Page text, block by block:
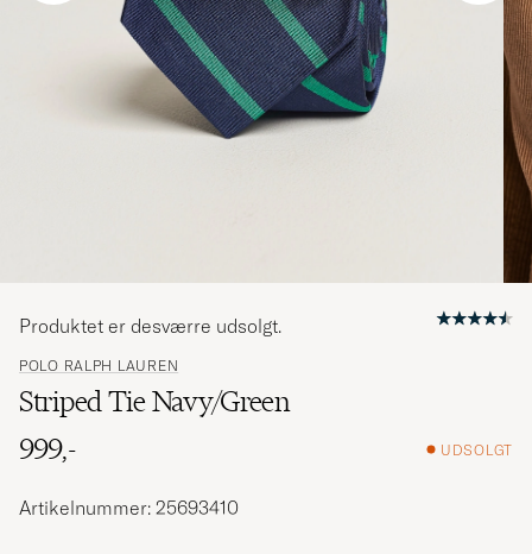
POLO RALPH LAUREN
Striped Tie Navy/Green
999,-
UDSOLGT
Produktet er desværre udsolgt.
Artikelnummer: 25693410